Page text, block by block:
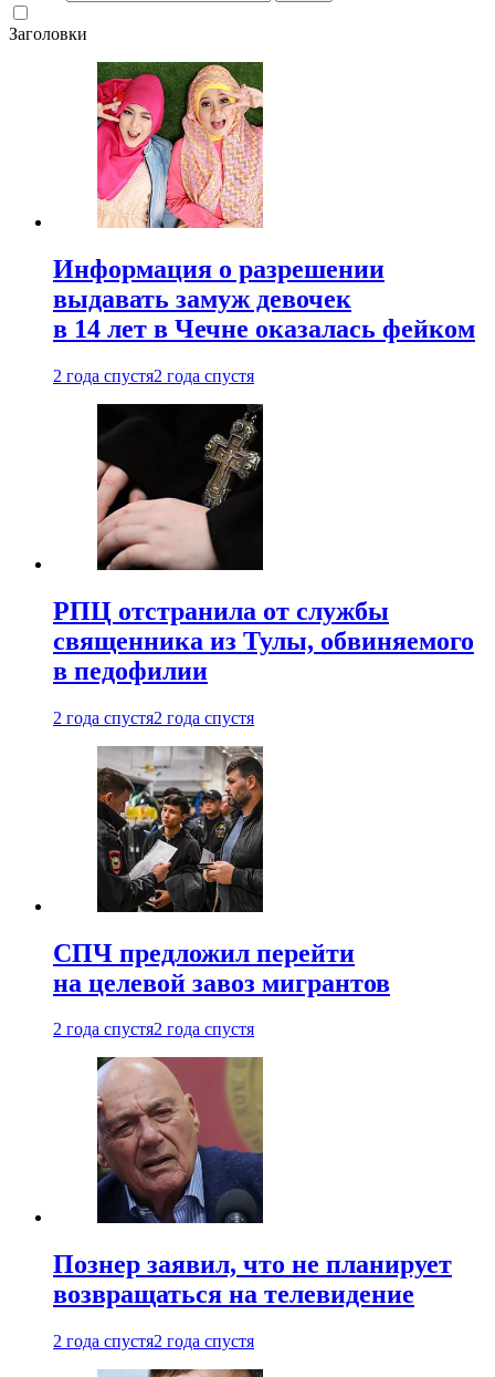
Заголовки
Информация о разрешении
выдавать замуж девочек
в 14 лет в Чечне оказалась фейком
2 года спустя2 года спустя
РПЦ отстранила от службы
священника из Тулы, обвиняемого
в педофилии
2 года спустя2 года спустя
СПЧ предложил перейти
на целевой завоз мигрантов
2 года спустя2 года спустя
Познер заявил, что не планирует
возвращаться на телевидение
2 года спустя2 года спустя